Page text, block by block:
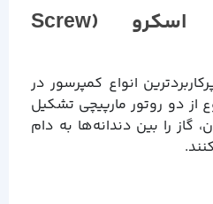
کمپرسور های اسکرو (Screw
انواع کمپرسور در
دو روتور مارپیچی تشکیل
را بین دندانه‌ها به دام